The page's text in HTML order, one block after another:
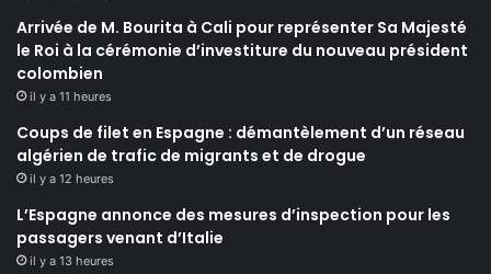
Arrivée de M. Bourita à Cali pour représenter Sa Majesté
le Roi à la cérémonie d’investiture du nouveau président
colombien
il y a 11 heures
Coups de filet en Espagne : démantèlement d’un réseau
algérien de trafic de migrants et de drogue
il y a 12 heures
L’Espagne annonce des mesures d’inspection pour les
passagers venant d’Italie
il y a 13 heures